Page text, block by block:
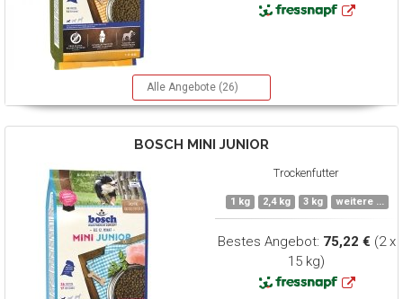
Alle Angebote (26)
BOSCH MINI JUNIOR
Trockenfutter
1 kg 2,4 kg 3 kg weitere ...
Bestes Angebot: 75,22 € (2 x
15 kg)